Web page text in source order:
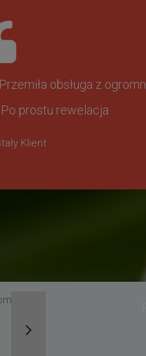
obsługa z
prostu rewelacja
Klient